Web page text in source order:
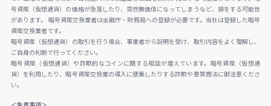
号資産（仮想通貨）の価格が急落したり、突然無価値になってしまうなど、損をする可能性
があります。 暗号資産交換業者は金融庁・財務局への登録が必要です。当社は登録した暗号
資産交換業者です。
暗号資産（仮想通貨）の取引を行う場合、事業者から説明を受け、取引内容をよく理解し、
ご自身の判断で行ってください。
暗号資産（仮想通貨）や詐欺的なコインに関する相談が増えています。暗号資産（仮想通
貨）を利用したり、暗号資産交換業の導入に便乗したりする詐欺や悪質商法に御注意くださ
い。